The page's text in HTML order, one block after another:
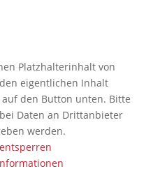
Platzhalterinhalt von
eigentlichen Inhalt
den Button unten. Bitte
Daten an Drittanbieter
werden.